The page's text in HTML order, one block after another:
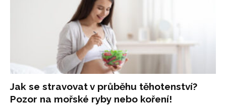
Jak se stravovat v průběhu těhotenství?
Pozor na mořské ryby nebo koření!